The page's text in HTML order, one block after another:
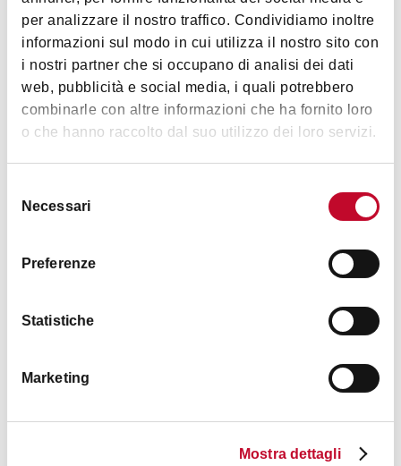
per analizzare il nostro traffico. Condividiamo inoltre
informazioni sul modo in cui utilizza il nostro sito con
i nostri partner che si occupano di analisi dei dati
web, pubblicità e social media, i quali potrebbero
combinarle con altre informazioni che ha fornito loro
o che hanno raccolto dal suo utilizzo dei loro servizi.
delNecessari
Preferenze
Statistiche
Marketing
Mostra dettagli
Immagini
+3